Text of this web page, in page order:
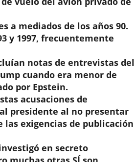
a mediados de los años 90.
y 1997, frecuentemente
notas de entrevistas del
cuando era menor de
por Epstein.
acusaciones de
presidente al no presentar
las exigencias de publicación
en secreto